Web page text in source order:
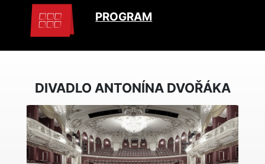
PROGRAM
DIVADLO ANTONÍNA DVOŘÁKA